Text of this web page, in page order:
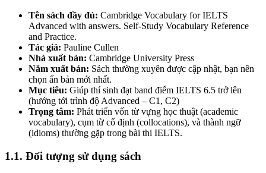
Tên sách đầy đủ: Cambridge Vocabulary for IELTS
Advanced with answers. Self-Study Vocabulary Reference
and Practice.
Tác giả: Pauline Cullen
Nhà xuất bản: Cambridge University Press
Năm xuất bản: Sách thường xuyên được cập nhật, bạn nên
chọn ấn bản mới nhất.
Mục tiêu: Giúp thí sinh đạt band điểm IELTS 6.5 trở lên
(hướng tới trình độ Advanced – C1, C2)
Trọng tâm: Phát triển vốn từ vựng học thuật (academic
vocabulary), cụm từ cố định (collocations), và thành ngữ
(idioms) thường gặp trong bài thi IELTS.
1.1. Đối tượng sử dụng sách